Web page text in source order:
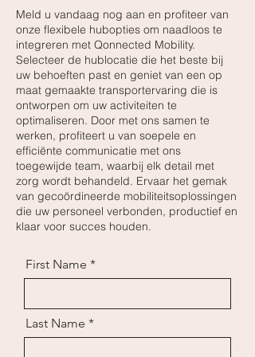
Meld u vandaag nog aan en profiteer van
onze flexibele hubopties om naadloos te
integreren met Qonnected Mobility.
Selecteer de hublocatie die het beste bij
uw behoeften past en geniet van een op
maat gemaakte transportervaring die is
ontworpen om uw activiteiten te
optimaliseren. Door met ons samen te
werken, profiteert u van soepele en
efficiënte communicatie met ons
toegewijde team, waarbij elk detail met
zorg wordt behandeld. Ervaar het gemak
van gecoördineerde mobiliteitsoplossingen
die uw personeel verbonden, productief en
klaar voor succes houden.
First Name
Last Name